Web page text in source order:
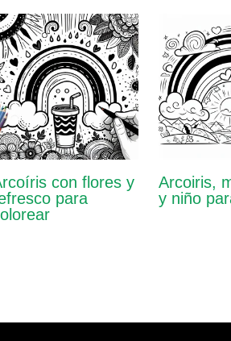
con flores y
para
Arcoiris,
y niño